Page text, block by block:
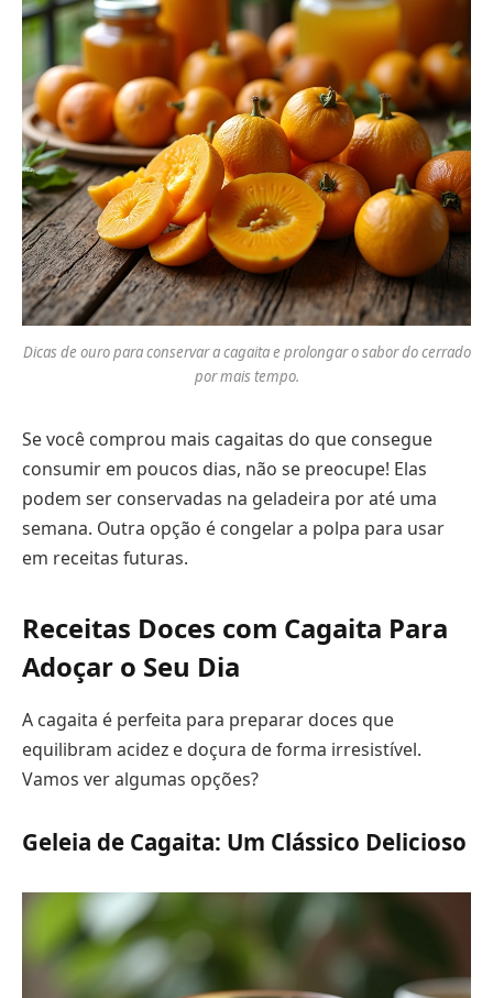
Dicas de ouro para conservar a cagaita e prolongar o sabor do cerrado
por mais tempo.
Se você comprou mais cagaitas do que consegue
consumir em poucos dias, não se preocupe! Elas
podem ser conservadas na geladeira por até uma
semana. Outra opção é congelar a polpa para usar
em receitas futuras.
Receitas Doces com Cagaita Para
Adoçar o Seu Dia
A cagaita é perfeita para preparar doces que
equilibram acidez e doçura de forma irresistível.
Vamos ver algumas opções?
Geleia de Cagaita: Um Clássico Delicioso